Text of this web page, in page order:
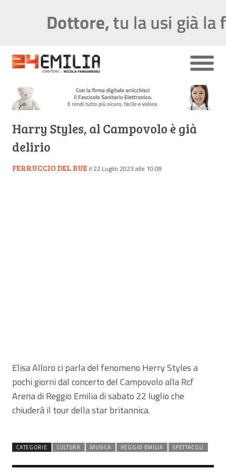
Harry Styles, al Campovolo è già
delirio
FERRUCCIO DEL BUE il 22 Luglio 2023 alle 10:08
Elisa Alloro ci parla del fenomeno Herry Styles a
pochi giorni dal concerto del Campovolo alla Rcf
Arena di Reggio Emilia di sabato 22 luglio che
chiuderà il tour della star britannica.
CATEGORIE CULTURA MUSICA REGGIO EMILIA SPETTACOLI